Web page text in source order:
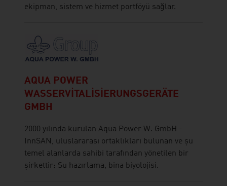
ekipman, sistem ve hizmet portföyü sağlar.
AQUA POWER
WASSERVITALISIERUNGSGERÄTE
GMBH
2000 yılında kurulan Aqua Power W. GmbH -
InnSAN, uluslararası ortaklıkları bulunan ve şu
temel alanlarda sahibi tarafından yönetilen bir
şirkettir: Su hazırlama, bina biyolojisi.